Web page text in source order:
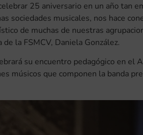
25 aniversario en un año tan
sociedades musicales, nos hace
de muchas de nuestras
la FSMCV, Daniela González.
su encuentro pedagógico en el
músicos que componen la banda